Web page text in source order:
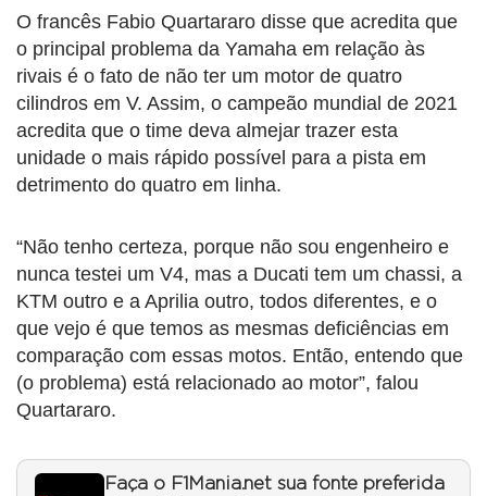
O francês Fabio Quartararo disse que acredita que
o principal problema da Yamaha em relação às
rivais é o fato de não ter um motor de quatro
cilindros em V. Assim, o campeão mundial de 2021
acredita que o time deva almejar trazer esta
unidade o mais rápido possível para a pista em
detrimento do quatro em linha.
“Não tenho certeza, porque não sou engenheiro e
nunca testei um V4, mas a Ducati tem um chassi, a
KTM outro e a Aprilia outro, todos diferentes, e o
que vejo é que temos as mesmas deficiências em
comparação com essas motos. Então, entendo que
(o problema) está relacionado ao motor”, falou
Quartararo.
Faça o F1Mania.net sua fonte preferida